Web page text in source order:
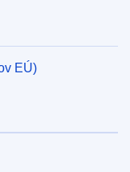
EÚ)